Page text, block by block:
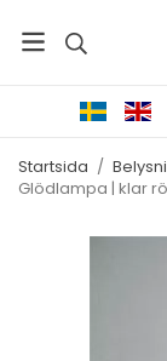
Startsida /
Glödlampa | klar